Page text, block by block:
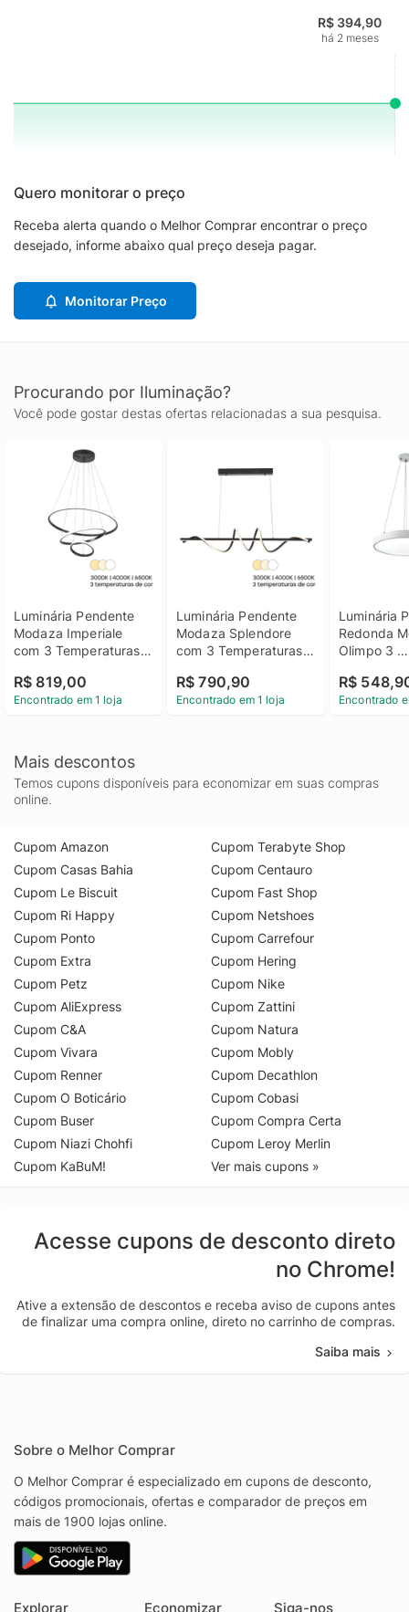
R$ 394,90
há 2 meses
Quero monitorar o preço
Receba alerta quando o Melhor Comprar encontrar o preço
desejado, informe abaixo qual preço deseja pagar.
Monitorar Preço
Procurando por Iluminação?
Você pode gostar destas ofertas relacionadas a sua pesquisa.
Luminária Pendente
Modaza Imperiale
com 3 Temperaturas,
R$ 819,00
Encontrado em 1 loja
Luminária Pendente
Modaza Splendore
com 3 Temperaturas,
R$ 790,90
Encontrado em 1 loja
Luminária
Redonda
Olimpo 3
R$
Encontrado
Mais descontos
Temos cupons disponíveis para economizar em suas compras
online.
Cupom Amazon
Cupom Casas Bahia
Cupom Le Biscuit
Cupom Ri Happy
Cupom Ponto
Cupom Extra
Cupom Petz
Cupom AliExpress
Cupom C&A
Cupom Vivara
Cupom Renner
Cupom O Boticário
Cupom Buser
Cupom Niazi Chohfi
Cupom KaBuM!
Cupom Terabyte Shop
Cupom Centauro
Cupom Fast Shop
Cupom Netshoes
Cupom Carrefour
Cupom Hering
Cupom Nike
Cupom Zattini
Cupom Natura
Cupom Mobly
Cupom Decathlon
Cupom Cobasi
Cupom Compra Certa
Cupom Leroy Merlin
Ver mais cupons »
Acesse cupons de desconto direto
no Chrome!
Ative a extensão de descontos e receba aviso de cupons antes
de finalizar uma compra online, direto no carrinho de compras.
Saiba mais
Sobre o Melhor Comprar
O Melhor Comprar é especializado em cupons de desconto,
códigos promocionais, ofertas e comparador de preços em
mais de 1900 lojas online.
Explorar Economizar Siga-nos